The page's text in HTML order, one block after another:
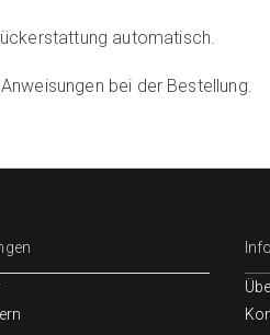
automatisch.
bei der Bestellung.